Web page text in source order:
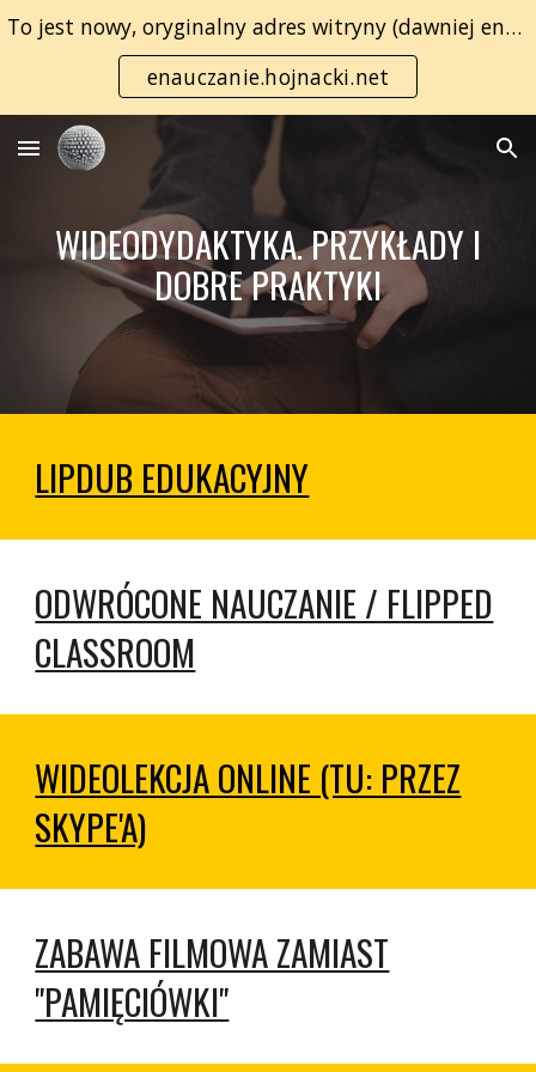
Skip to main content Skip to navigation
To jest nowy, oryginalny adres witryny (dawniej enauczanie.com):
enauczanie.hojnacki.net
WIDEODYDAKTYKA. PRZYKŁADY I
DOBRE PRAKTYKI
LIPDUB EDUKACYJNY
ODWRÓCONE NAUCZANIE / FLIPPED
CLASSROOM
WIDEOLEKCJA ONLINE (TU: PRZEZ
SKYPE'A)
ZABAWA FILMOWA ZAMIAST
"PAMIĘCIÓWKI"